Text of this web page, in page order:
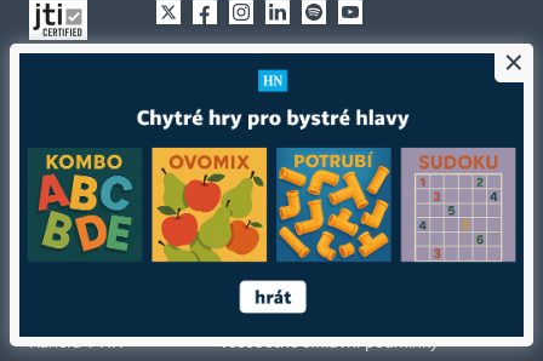
Kontakty
Tiráž redakce HN
Kariéra v HN
Ochrana osobních údajů
Prohlášení o cookies
Nastavení soukromí
Všeobecné smluvní podmínky
×